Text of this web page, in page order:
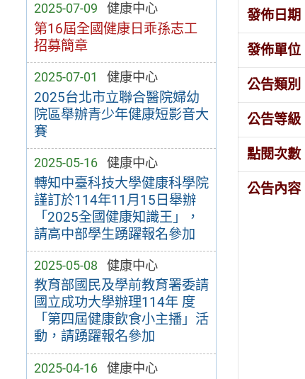
2025-07-09 健康中心
第16屆全國健康日乖孫志工
招募簡章
2025-07-01 健康中心
2025台北市立聯合醫院婦幼
院區舉辦青少年健康短影音大
賽
2025-05-16 健康中心
轉知中臺科技大學健康科學院
謹訂於114年11月15日舉辦
「2025全國健康知識王」，
請高中部學生踴躍報名參加
2025-05-08 健康中心
教育部國民及學前教育署委請
國立成功大學辦理114年 度
「第四屆健康飲食小主播」活
動，請踴躍報名參加
2025-04-16 健康中心
發佈日期
發佈單位
公告類別
公告等級
點閱次數
公告內容